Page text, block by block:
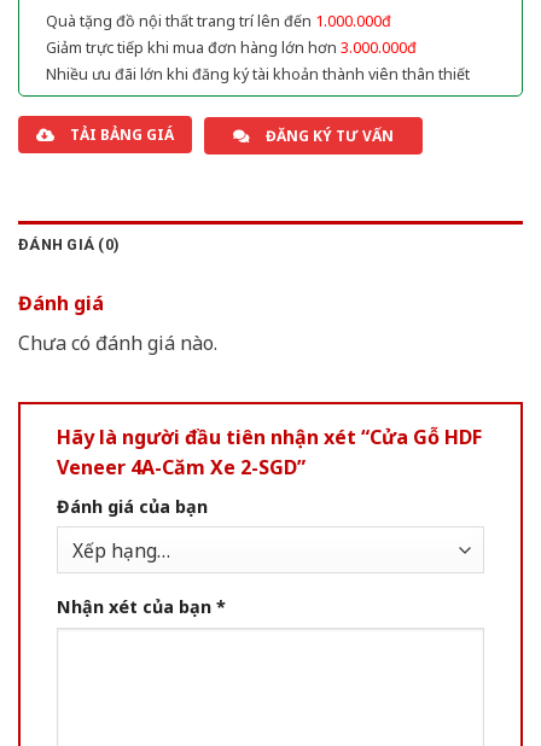
Quà tặng đồ nội thất trang trí lên đến 1.000.000đ
Giảm trực tiếp khi mua đơn hàng lớn hơn 3.000.000đ
Nhiều ưu đãi lớn khi đăng ký tài khoản thành viên thân thiết
TẢI BẢNG GIÁ ĐĂNG KÝ TƯ VẤN
ĐÁNH GIÁ (0)
Đánh giá
Chưa có đánh giá nào.
Hãy là người đầu tiên nhận xét “Cửa Gỗ HDF
Veneer 4A-Căm Xe 2-SGD”
Đánh giá của bạn
Nhận xét của bạn *